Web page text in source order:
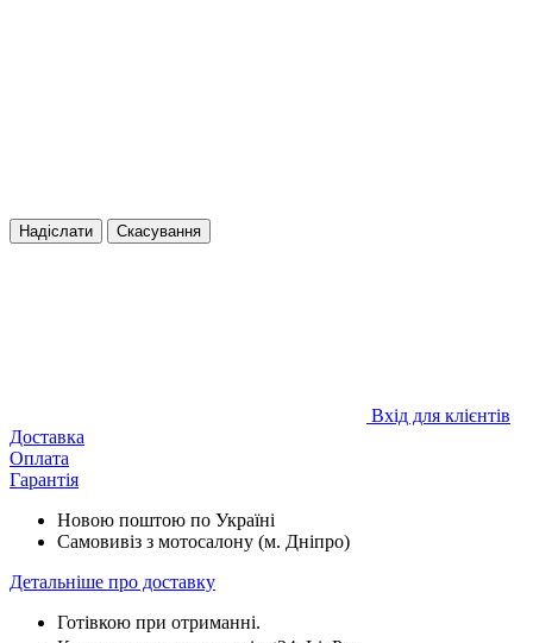
Надіслати Скасування
Вхід для клієнтів
Доставка
Оплата
Гарантія
Новою поштою по Україні
Самовивіз з мотосалону (м. Дніпро)
Детальніше про доставку
Готівкою при отриманні.